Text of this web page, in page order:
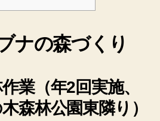
ナの森づくり
業（年2回実施、
森林公園東隣り）